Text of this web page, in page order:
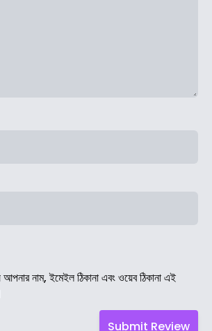
আপনার নাম, ইমেইল ঠিকানা এবং ওয়েব ঠিকানা এই